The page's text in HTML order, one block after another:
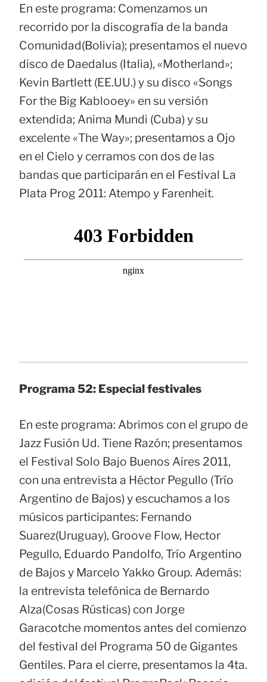
En este programa: Comenzamos un
recorrido por la discografía de la banda
Comunidad(Bolivia); presentamos el nuevo
disco de Daedalus (Italia), «Motherland»;
Kevin Bartlett (EE.UU.) y su disco «Songs
For the Big Kablooey» en su versión
extendida; Anima Mundi (Cuba) y su
excelente «The Way»; presentamos a Ojo
en el Cielo y cerramos con dos de las
bandas que participarán en el Festival La
Plata Prog 2011: Atempo y Farenheit.
Programa 52: Especial festivales
En este programa: Abrimos con el grupo de
Jazz Fusión Ud. Tiene Razón; presentamos
el Festival Solo Bajo Buenos Aires 2011,
con una entrevista a Héctor Pegullo (Trío
Argentino de Bajos) y escuchamos a los
músicos participantes: Fernando
Suarez(Uruguay), Groove Flow, Hector
Pegullo, Eduardo Pandolfo, Trío Argentino
de Bajos y Marcelo Yakko Group. Además:
la entrevista telefónica de Bernardo
Alza(Cosas Rústicas) con Jorge
Garacotche momentos antes del comienzo
del festival del Programa 50 de Gigantes
Gentiles. Para el cierre, presentamos la 4ta.